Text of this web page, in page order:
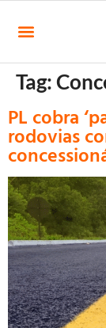
Tag:
PL cobra
rodovias